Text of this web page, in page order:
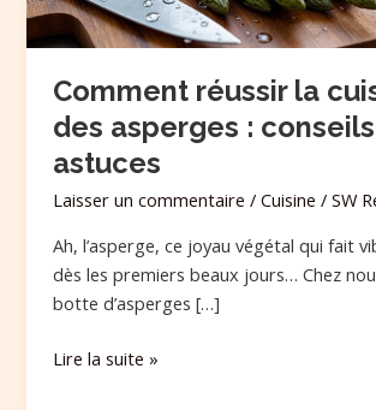
Comment réussir la
des asperges :
astuces
Laisser un commentaire /Cuisine /SW
Ah, l’asperge, ce joyau végétal qui fait
dès les premiers beaux jours… Chez
botte d’asperges […]
et
astuces
Lire la suite »